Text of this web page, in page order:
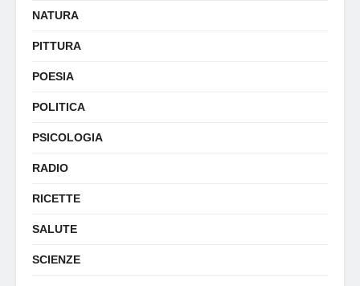
NATURA
PITTURA
POESIA
POLITICA
PSICOLOGIA
RADIO
RICETTE
SALUTE
SCIENZE